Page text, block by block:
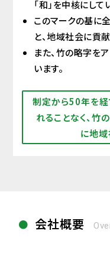
「和」を中核にして
このマークの基に
と、地域社会に貢
また、竹の略字を
います。
制定から50年を経
れることなく、竹
に地域
会社概要